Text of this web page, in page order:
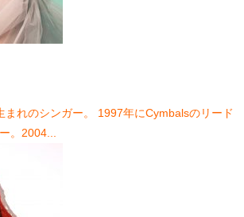
まれのシンガー。 1997年にCymbalsのリード
。2004...